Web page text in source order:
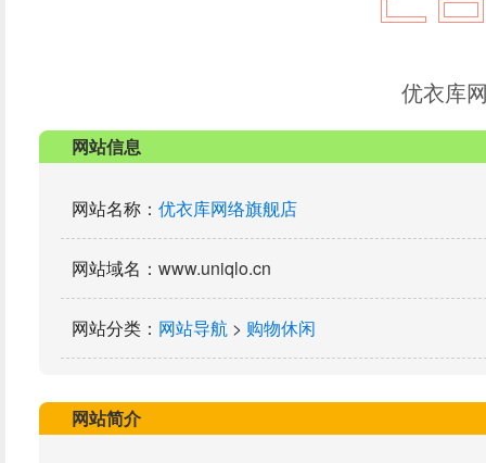
优衣库
网站信息
网站名称 ： 优衣库网络旗舰店
网站域名 ：www.uniqlo.cn
网站分类 ： 网站导航 > 购物休闲
网站简介